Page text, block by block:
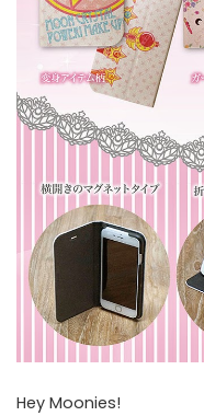
Hey Moonies!